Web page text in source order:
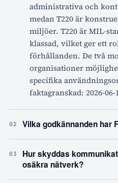
administrativa och
medan T220 är
miljöer. T220 är MIL-
klassad, vilket ger ett
förhållanden. De två
organisationer
specifika
faktagranskad: 2026-06-
02 Vilka godkännanden har
03
Hur skyddas
osäkra nätverk?